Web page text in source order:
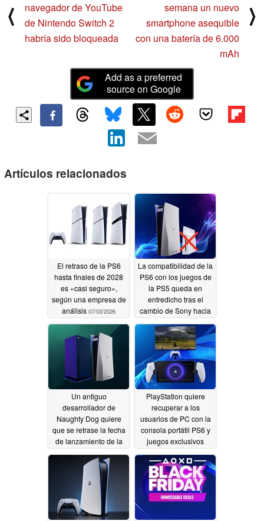
⟨
navegador de YouTube
de Nintendo Switch 2
habría sido bloqueada
semana un nuevo
smartphone asequible
con una batería de 6.000
mAh
⟩
Add as a preferred
source on Google
Artículos relacionados
El retraso de la PS6
hasta finales de 2028
es «casi seguro»,
según una empresa de
análisis 07/03/2026
La compatibilidad de la
PS6 con los juegos de
la PS5 queda en
entredicho tras el
cambio de Sony hacia
digital07/02/2026
Un antiguo
desarrollador de
Naughty Dog quiere
que se retrase la fecha
de lanzamiento de la
Helix hasta 2030 o
más adelante
06/30/2026
PlayStation quiere
recuperar a los
usuarios de PC con la
consola portátil PS6 y
juegos exclusivos
06/30/2026